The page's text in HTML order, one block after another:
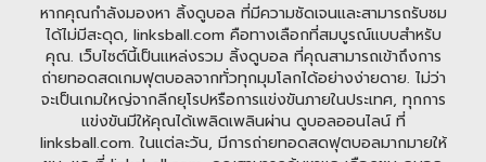
หากคุณกำลังมองหา ลิ้งดูบอล ที่มีความชัดเจนและสามารถรับชม
ได้ไม่มีสะดุด, linksball.com คือทางเลือกที่สมบูรณ์แบบสำหรับ
คุณ. เว็บไซต์นี้เป็นแหล่งรวม ลิ้งดูบอล ที่คุณสามารถเข้าถึงการ
ถ่ายทอดสดเกมฟุตบอลจากทั่วทุกมุมโลกได้อย่างง่ายดาย. ไม่ว่า
จะเป็นเกมใหญ่จากลีกยุโรปหรือการแข่งขันภายในประเทศ, ทุกการ
แข่งขันมีให้คุณได้เพลิดเพลินผ่าน ดูบอลออนไลน์ ที่
linksball.com. ในแต่ละวัน, มีการถ่ายทอดสดฟุตบอลมากมายให้